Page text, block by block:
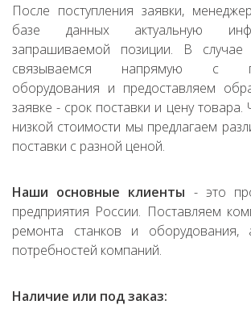
После поступления заявки,
базе данных актуальную
запрашиваемой позиции. В случае
связываемся напрямую с
оборудования и предоставляем
заявке - срок поставки и цену товара.
низкой стоимости мы предлагаем
поставки с разной ценой.
Наши основные клиенты - это
предприятия России. Поставляем
ремонта станков и оборудования,
потребностей компаний.
Наличие или под заказ: